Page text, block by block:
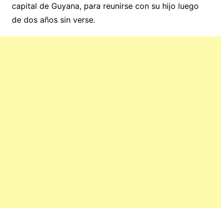
capital de Guyana, para reunirse con su hijo luego
de dos años sin verse.